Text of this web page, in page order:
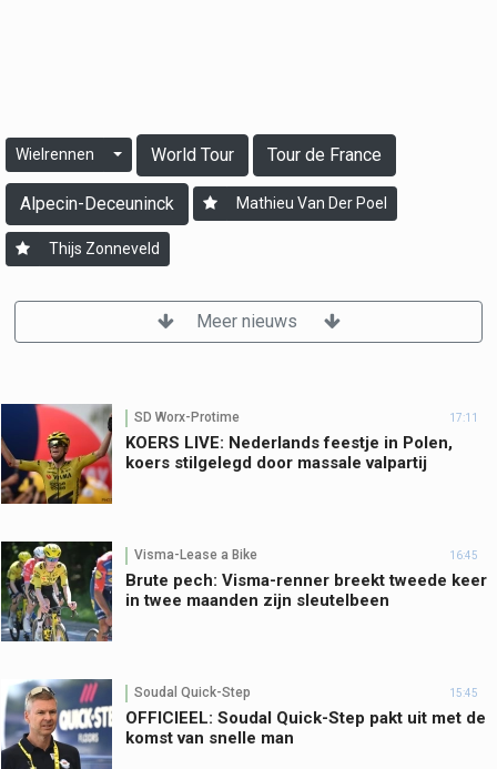
Wielrennen World Tour Tour de France
Alpecin-Deceuninck Mathieu Van Der Poel
Thijs Zonneveld
Meer nieuws
SD Worx-Protime 17:11
KOERS LIVE: Nederlands feestje in Polen,
koers stilgelegd door massale valpartij
Visma-Lease a Bike 16:45
Brute pech: Visma-renner breekt tweede keer
in twee maanden zijn sleutelbeen
Soudal Quick-Step 15:45
OFFICIEEL: Soudal Quick-Step pakt uit met de
komst van snelle man